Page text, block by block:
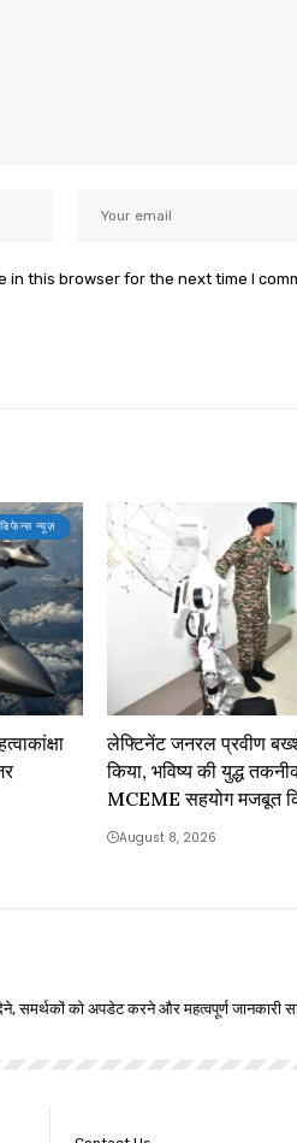
in this browser for the next time I
डिफेन्स न्यूज़
लेफ्टिनेंट जनरल प्रवीण
किया, भविष्य की युद्ध
MCEME सहयोग मजबूत
August 8, 2026
देने, समर्थकों को अपडेट करने और महत्वपूर्ण